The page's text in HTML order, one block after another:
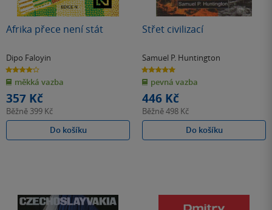
Afrika přece není stát
Dipo Faloyin
4.0
z
5
hvězdiček
měkká vazba
357 Kč
Běžně 399 Kč
Do košíku
Střet civilizací
Samuel P. Huntington
5.0
z
5
hvězdiček
pevná vazba
446 Kč
Běžně498 Kč
Do košíku